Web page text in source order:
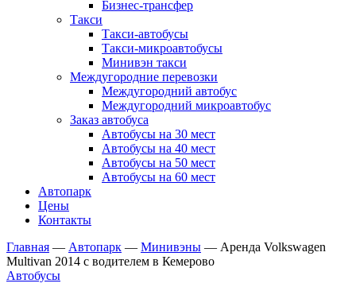
Бизнес-трансфер
Такси
Такси-автобусы
Такси-микроавтобусы
Минивэн такси
Междугородние перевозки
Междугородний автобус
Междугородний микроавтобус
Заказ автобуса
Автобусы на 30 мест
Автобусы на 40 мест
Автобусы на 50 мест
Автобусы на 60 мест
Автопарк
Цены
Контакты
Главная — Автопарк — Минивэны — Аренда Volkswagen
Multivan 2014 с водителем в Кемерово
Автобусы